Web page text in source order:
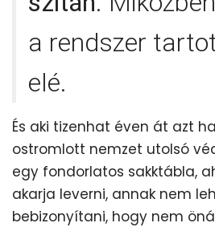
a rendszer
elé.
És aki tizenhat éven át azt
ostromlott nemzet utolsó
egy fondorlatos sakktábla,
akarja leverni, annak nem
bebizonyítani, hogy nem